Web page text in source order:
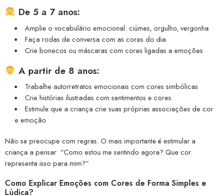
De 5 a 7 anos:
Amplie o vocabulário emocional: ciúmes, orgulho, vergonha
Faça rodas de conversa com as cores do dia
Crie bonecos ou máscaras com cores ligadas a emoções
A partir de 8 anos:
Trabalhe autorretratos emocionais com cores simbólicas
Crie histórias ilustradas com sentimentos e cores
Estimule que a criança crie suas próprias associações de cor
e emoção
Não se preocupe com regras. O mais importante é estimular a
criança a pensar: “Como estou me sentindo agora? Que cor
representa isso para mim?”
Como Explicar Emoções com Cores de Forma Simples e
Lúdica?